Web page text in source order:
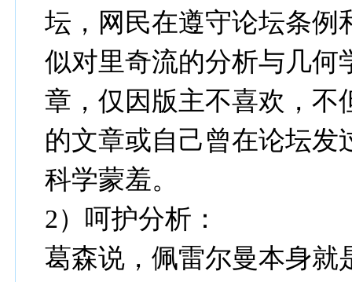
坛，网民在遵守论坛条例
似对里奇流的分析与几何
章，仅因版主不喜欢，不
的文章或自己曾在论坛发
科学蒙羞。
2）呵护分析：
葛森说，佩雷尔曼本身就